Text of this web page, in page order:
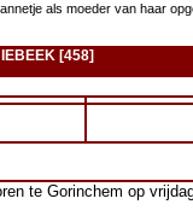
als moeder van haar
[458]
te Gorinchem op